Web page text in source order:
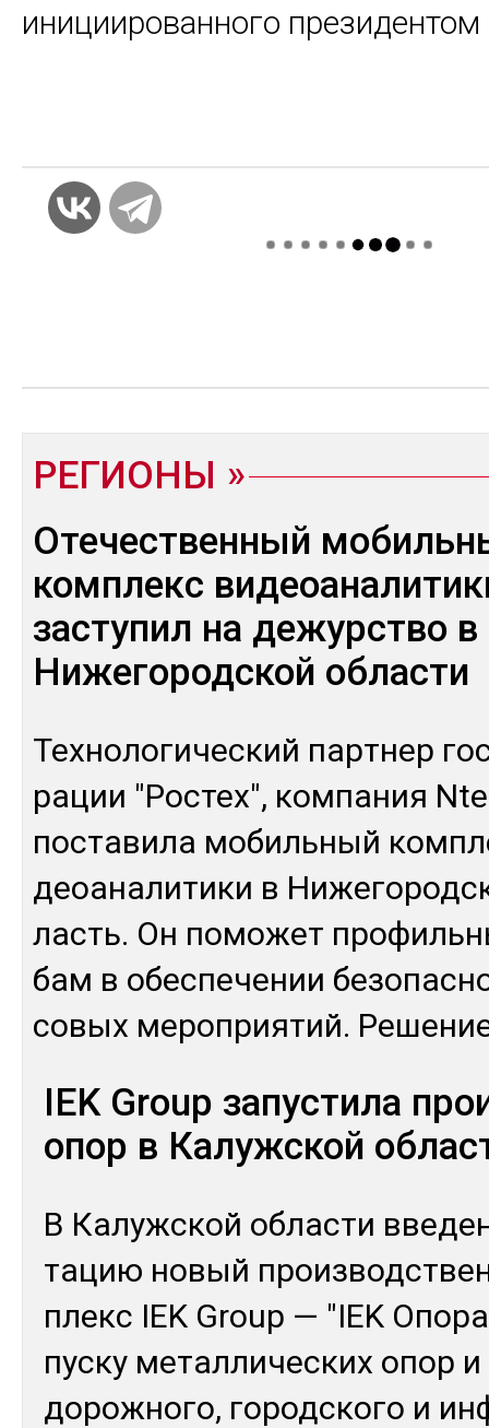
инициированного
РЕГИОНЫ
Отечественный
комплекс
заступил на дежурство в
Нижегородской области
Тех­но­логи­чес­кий пар­тнер
рации "Рос­тех", ком­па­ния
пос­та­вила мо­биль­ный
деоана­лити­ки в
ласть. Он по­может
бам в обес­пе­чении
со­вых ме­роп­рия­тий.
IEK Group запустила
опор в Калужской
В Ка­луж­ской об­лас­ти
та­цию но­вый
плекс IEK Group — "IEK
пус­ку ме­тал­ли­чес­ких опор
до­рож­но­го, го­род­ско­го и